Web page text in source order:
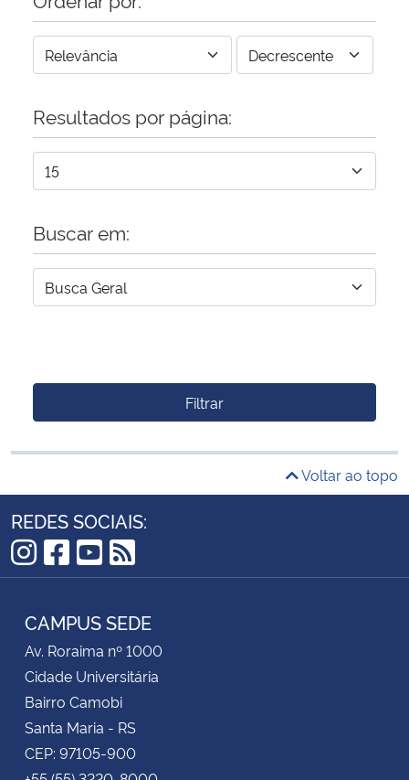
Resultados por página:
Buscar em:
Filtrar
Voltar ao topo
REDES SOCIAIS:
Instagram
Facebook
YouTube
RSS
CAMPUS SEDE
Av. Roraima nº 1000
Cidade Universitária
Bairro Camobi
Santa Maria - RS
CEP: 97105-900